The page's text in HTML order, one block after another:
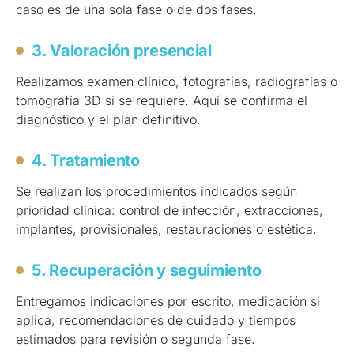
caso es de una sola fase o de dos fases.
3. Valoración presencial
Realizamos examen clínico, fotografías, radiografías o
tomografía 3D si se requiere. Aquí se confirma el
diagnóstico y el plan definitivo.
4. Tratamiento
Se realizan los procedimientos indicados según
prioridad clínica: control de infección, extracciones,
implantes, provisionales, restauraciones o estética.
5. Recuperación y seguimiento
Entregamos indicaciones por escrito, medicación si
aplica, recomendaciones de cuidado y tiempos
estimados para revisión o segunda fase.